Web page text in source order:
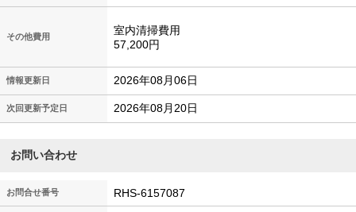
その他費用
室内清掃費用
57,200円
情報更新日 2026年08月06日
次回更新予定日 2026年08月20日
お問い合わせ
お問合せ番号 RHS-6157087